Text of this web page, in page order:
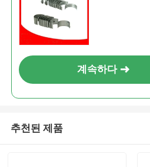
계속하다
추천된 제품